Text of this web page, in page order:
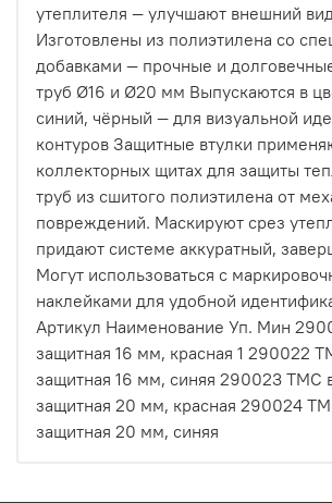
утеплителя — улучшают внешний
Изготовлены из полиэтилена со
добавками — прочные и
труб Ø16 и Ø20 мм Выпускаются в
синий, чёрный — для визуальной
контуров Защитные втулки
коллекторных щитах для защиты
труб из сшитого полиэтилена от
повреждений. Маскируют срез
придают системе аккуратный,
Могут использоваться с
наклейками для удобной
Артикул Наименование Уп. Мин
защитная 16 мм, красная 1 290022
защитная 16 мм, синяя 290023 ТМС
защитная 20 мм, красная 290024
защитная 20 мм, синяя